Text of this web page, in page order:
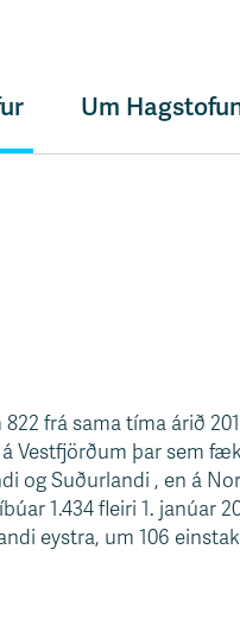
Um
frá sama tíma árið
Vestfjörðum þar sem
og Suðurlandi , en á
1.434 fleiri 1. janúar
eystra, um 106